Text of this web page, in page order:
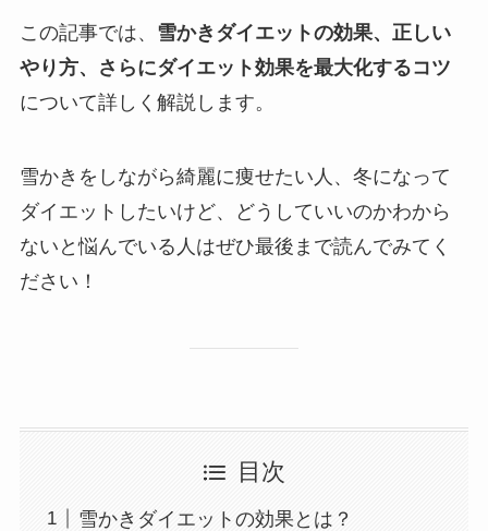
この記事では、 雪かきダイエットの効果、正しい
やり方、さらにダイエット効果を最大化するコツ
について詳しく解説します。
雪かきをしながら綺麗に痩せたい人、冬になって
ダイエットしたいけど、どうしていいのかわから
ないと悩んでいる人はぜひ最後まで読んでみてく
ださい！
目次
雪かきダイエットの効果とは？